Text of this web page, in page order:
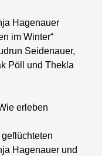
Hagenauer
im Winter“
Seidenauer,
Pöll und Thekla
erleben
Hagenauer und